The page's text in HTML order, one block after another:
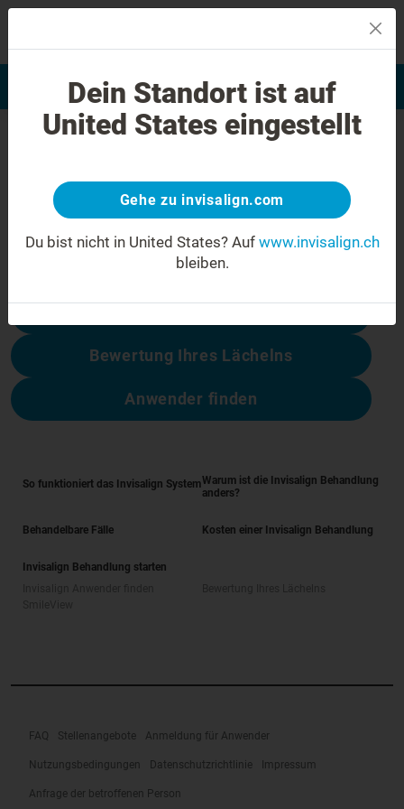
Bewertung Ihres Lächelns Invisalign Anwender finden
404 Fehler
Seien Sie nicht enttäuscht
Diese Seite ist nicht verfügbar, andere
dagegen schon:
Bewertung Ihres Lächelns
Anwender finden
So funktioniert das Invisalign SystemWarum ist die Invisalign Behandlung
anders?
Behandelbare Fälle Kosten einer Invisalign Behandlung
Invisalign Behandlung starten
FAQ Stellenangebote Anmeldung für Anwender
Nutzungsbedingungen Datenschutzrichtlinie Impressum
Anfrage der betroffenen Person
Dein Standort ist auf
United States eingestellt
Gehe zu invisalign.com
Du bist nicht in United States? Auf www.invisalign.ch
bleiben.